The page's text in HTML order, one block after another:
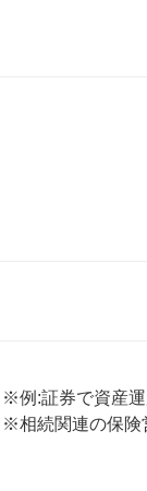
例:証券で資産
相続関連の保険